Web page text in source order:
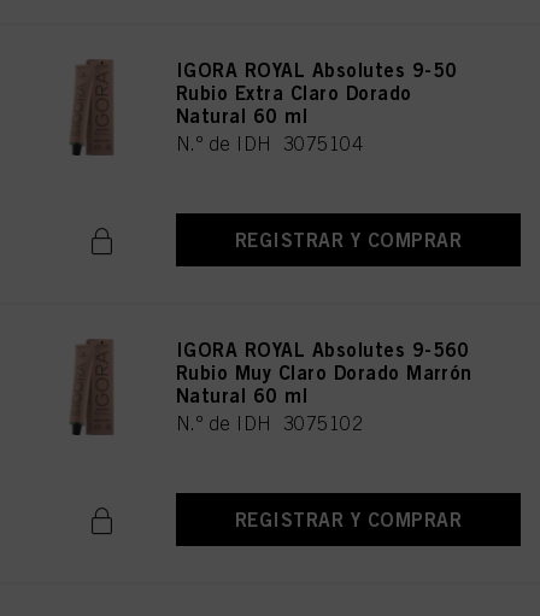
IGORA ROYAL Absolutes 9-50
Rubio Extra Claro Dorado
Natural 60 ml
N.º de IDH 3075104
REGISTRAR Y COMPRAR
IGORA ROYAL Absolutes 9-560
Rubio Muy Claro Dorado Marrón
Natural 60 ml
N.º de IDH 3075102
REGISTRAR Y COMPRAR